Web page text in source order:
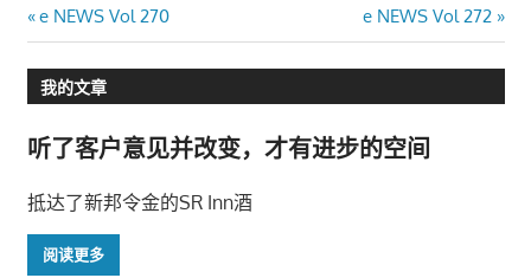
文
章
导
航
Previous
Post:
e NEWS Vol 270
Next
Post:
e NEWS Vol 272
我的文章
听了客户意见并改变，才有进步的空间
抵达了新邦令金的SR Inn酒
阅读更多